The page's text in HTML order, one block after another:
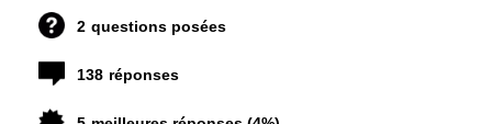
2 questions posées
138 réponses